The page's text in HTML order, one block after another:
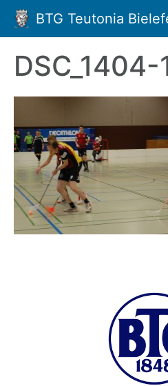
BTG Teutonia
DSC_1404-